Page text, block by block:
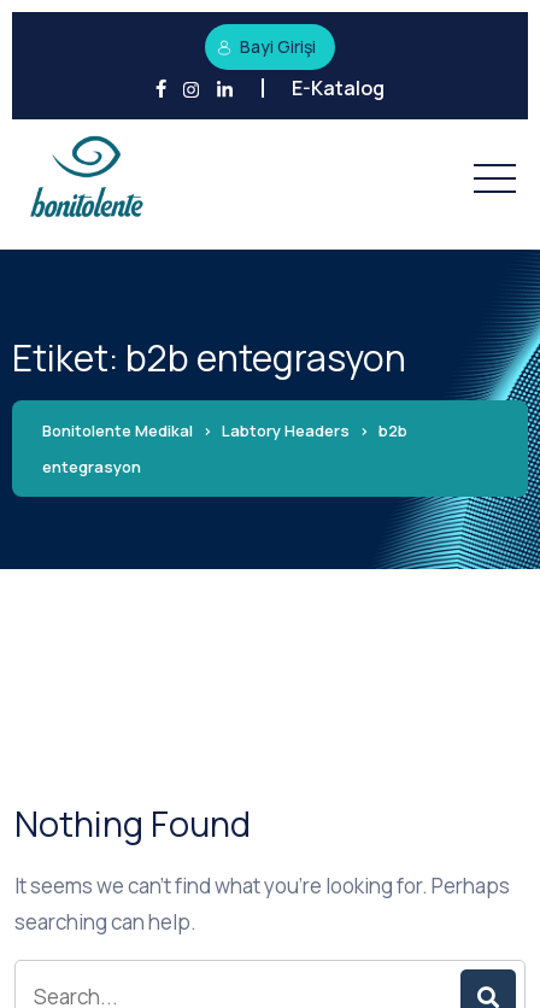
Bayi Girişi
E-Katalog
Etiket: b2b entegrasyon
Bonitolente Medikal > Labtory Headers > b2b
entegrasyon
Nothing Found
It seems we can’t find what you’re looking for. Perhaps
searching can help.